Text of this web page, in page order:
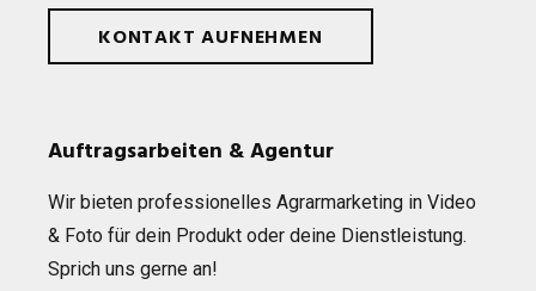
KONTAKT AUFNEHMEN
Auftragsarbeiten & Agentur
Wir bie­ten pro­fes­sio­nel­les Agrar­mar­ke­ting in Video
& Foto für dein Pro­dukt oder deine Dienst­leis­tung.
Sprich uns gerne an!